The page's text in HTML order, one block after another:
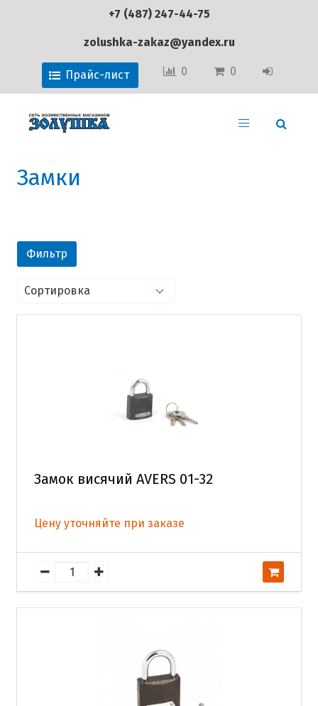
+7 (487) 247-44-75
zolushka-zakaz@yandex.ru
Прайс-лист 0 0
Замки
Фильтр
Замок висячий AVERS 01-32
Цену уточняйте при заказе